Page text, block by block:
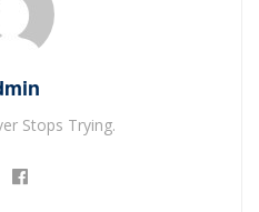
Stops Trying.